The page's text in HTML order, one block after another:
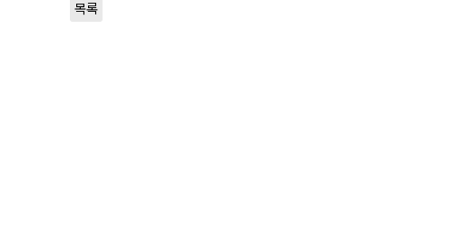
목록